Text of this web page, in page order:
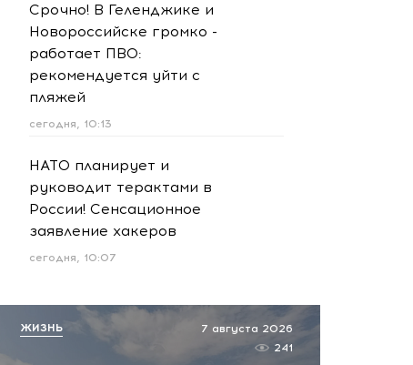
Срочно! В Геленджике и
Новороссийске громко -
работает ПВО:
рекомендуется уйти с
пляжей
сегодня, 10:13
НАТО планирует и
руководит терактами в
России! Сенсационное
заявление хакеров
сегодня, 10:07
7 августа 2026
241
ЖИЗНЬ